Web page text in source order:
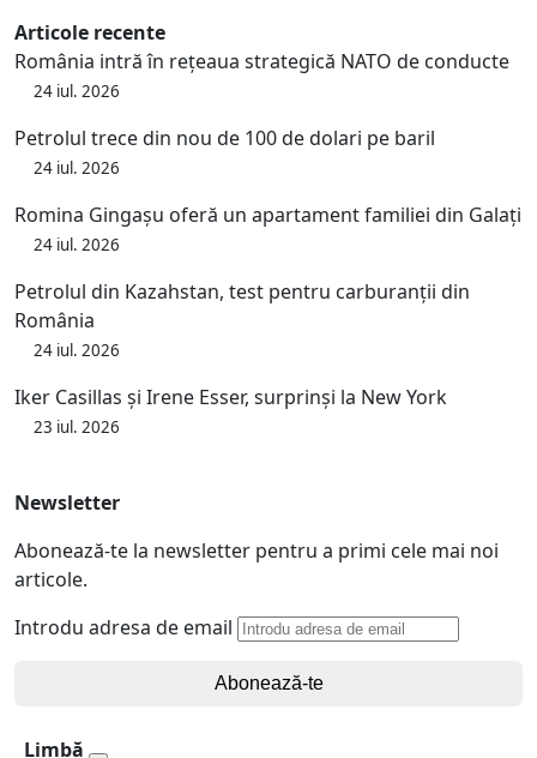
Articole recente
România intră în rețeaua strategică NATO de conducte
24 iul. 2026
Petrolul trece din nou de 100 de dolari pe baril
24 iul. 2026
Romina Gingașu oferă un apartament familiei din Galați
24 iul. 2026
Petrolul din Kazahstan, test pentru carburanții din
România
24 iul. 2026
Iker Casillas și Irene Esser, surprinși la New York
23 iul. 2026
Newsletter
Abonează-te la newsletter pentru a primi cele mai noi
articole.
Introdu adresa de email
Abonează-te
Limbă